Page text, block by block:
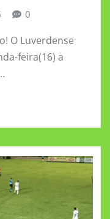
0
O Luverdense
feira(16) a